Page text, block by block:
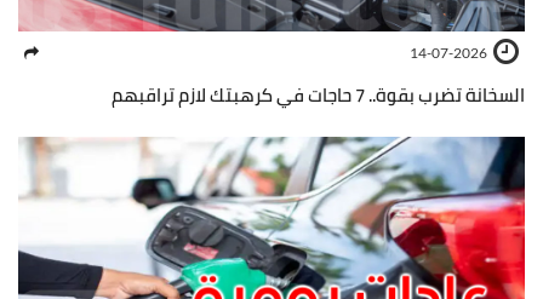
14-07-2026
السخانة تضرب بقوة.. 7 حاجات في كرهبتك لازم تراقبهم